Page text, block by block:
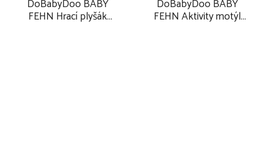
DoBabyDoo BABY
FEHN Hrací plyšák
DoBabyDoo BABY
FEHN Aktivity motýl